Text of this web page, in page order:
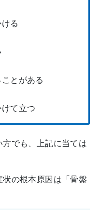
る
とがある
けて立つ
でも、上記に当ては
の根本原因は「骨盤